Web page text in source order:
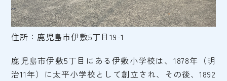
住所：鹿児島市伊敷5丁目19-1
鹿児島市伊敷5丁目にある伊敷小学校は、1878年（明
治11年）に太平小学校として創立され、その後、1892